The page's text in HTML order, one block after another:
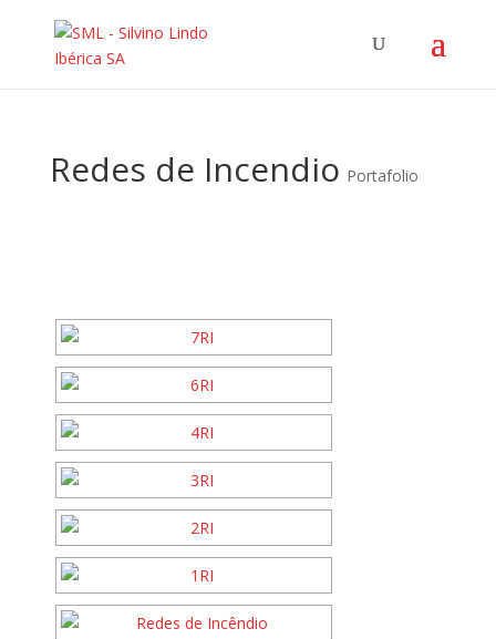
Redes de Incendio Portafolio